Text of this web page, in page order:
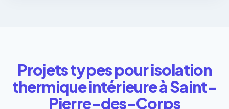
Projets types pour isolation
thermique intérieure à Saint-
Pierre-des-Corps